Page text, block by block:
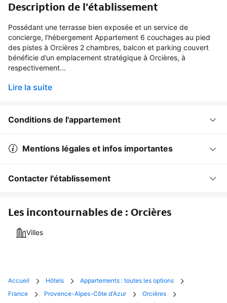
Description de l'établissement
Possédant une terrasse bien exposée et un service de
concierge, l’hébergement Appartement 6 couchages au pied
des pistes à Orcières 2 chambres, balcon et parking couvert
bénéficie d’un emplacement stratégique à Orcières, à
respectivement...
Lire la suite
Conditions de l'appartement
Mentions légales et infos importantes
Contacter l'établissement
Les incontournables de : Orcières
Villes
Accueil Hôtels
Appartements : toutes les options
France
Provence-Alpes-Côte d'Azur
Orcières